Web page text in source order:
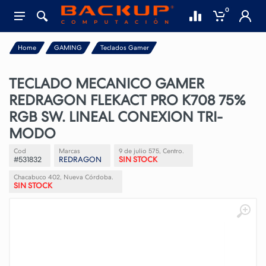
0
Home GAMING Teclados Gamer
TECLADO MECANICO GAMER
REDRAGON FLEKACT PRO K708 75%
RGB SW. LINEAL CONEXION TRI-
MODO
Cod
#531832
Marcas
REDRAGON
9 de julio 575, Centro.
SIN STOCK
Chacabuco 402, Nueva Córdoba.
SIN STOCK